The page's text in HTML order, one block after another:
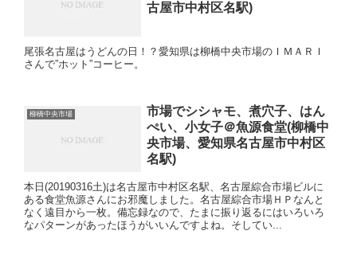
古屋市中村区名駅)
尾張名古屋はうどんの日！？愛知県は柳橋中央市場のＩＭＡＲＩ
さんで”ホット”コーヒー。
柳橋中央市場
市場でシシャモ、煮穴子、はん
ぺい、小女子＠魚源食堂(柳橋中
央市場、愛知県名古屋市中村区
名駅)
本日(20190316土)は名古屋市中村区名駅、名古屋綜合市場ビルに
ある食堂魚源さんにお邪魔しました。名古屋綜合市場ＨＰなんと
なく遠目から一枚。備忘録なので、たまに振り返るにはいろいろ
なパターンがあったほうがいいんですよね。そしてい...